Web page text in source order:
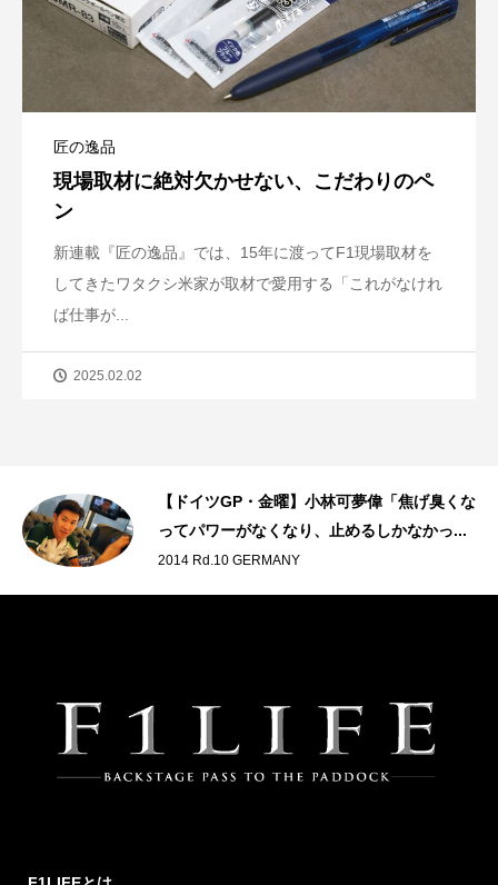
匠の逸品
現場取材に絶対欠かせない、こだわりのペ
ン
新連載『匠の逸品』では、15年に渡ってF1現場取材を
してきたワタクシ米家が取材で愛用する「これがなけれ
ば仕事が...
2025.02.02
【ドイツGP・金曜】小林可夢偉「焦げ臭くな
ってパワーがなくなり、止めるしかなかっ...
2014 Rd.10 GERMANY